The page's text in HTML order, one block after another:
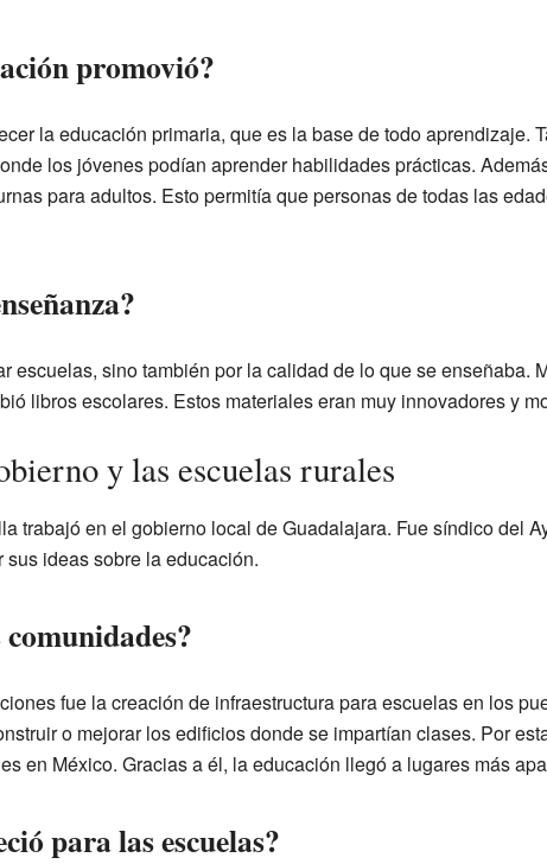
promovió?
la educación primaria, que es la base de todo aprendizaje.
los jóvenes podían aprender habilidades prácticas.
para adultos. Esto permitía que personas de todas las
escuelas, sino también por la calidad de lo que se enseñaba.
libros escolares. Estos materiales eran muy innovadores y
y las escuelas rurales
trabajó en el gobierno local de Guadalajara. Fue síndico del
ideas sobre la educación.
fue la creación de infraestructura para escuelas en los
o mejorar los edificios donde se impartían clases. Por
en México. Gracias a él, la educación llegó a lugares más
para las escuelas?